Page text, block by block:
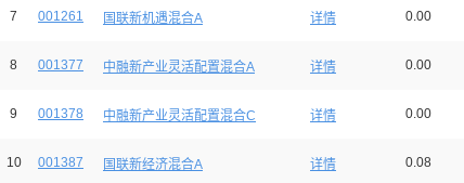
7 001261 国联新机遇混合A 详情 0.00
8 001377 中融新产业灵活配置混合A 详情 0.00
9 001378 中融新产业灵活配置混合C 详情 0.00
10 001387 国联新经济混合A 详情 0.08